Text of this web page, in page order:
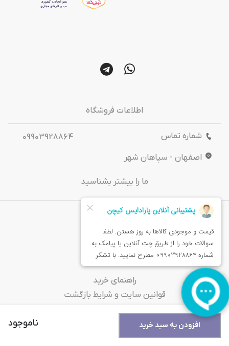
افزودن به سبد خرید ناموجود
اطلاعات فروشگاه
شماره تماس
09903928864
اصفهان - سپاهان شهر
ما را بیشتر بشناسید
درباره‌ ما
تماس باما
خدمات مشتریان
راهنمای خرید
قوانین سایت و شرایط بازگشت